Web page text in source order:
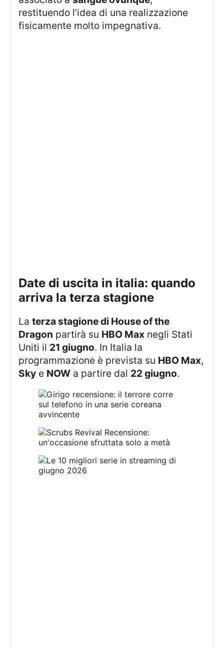
restituendo l’idea di una realizzazione
fisicamente molto impegnativa.
date di uscita in italia: quando
arriva la terza stagione
Laterza stagione di House of the
Dragon partirà su HBO Max negli Stati
Uniti il 21 giugno. In Italia la
programmazione è prevista su HBO Max,
Sky e NOW a partire dal 22 giugno.